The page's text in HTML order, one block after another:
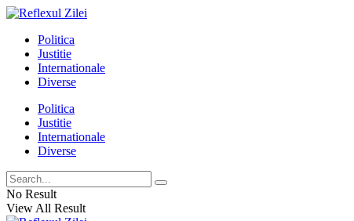
Politica
Justitie
Internationale
Diverse
Politica
Justitie
Internationale
Diverse
No Result
View All Result